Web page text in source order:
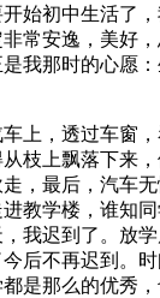
始初中生活了
常安逸，美好
我那时的心愿：
上，透过车窗
枝上飘落下来
，最后，汽车
教学楼，谁知
我迟到了。放
后不再迟到。
是那么的优秀